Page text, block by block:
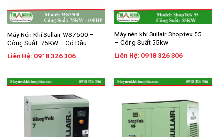
Máy Nén Khí Sullair WS7500 –
Công Suất: 75KW – Có Dầu
Liên Hệ: 0918 326 306
Máy nén khí Sullair Shoptex 55
– Công Suất 55kw
Liên Hệ: 0918 326 306